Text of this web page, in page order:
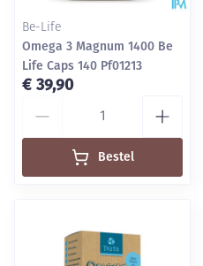
Be-Life
Omega 3 Magnum 1400 Be
Life Caps 140 Pf01213
€ 39,90
Bestel